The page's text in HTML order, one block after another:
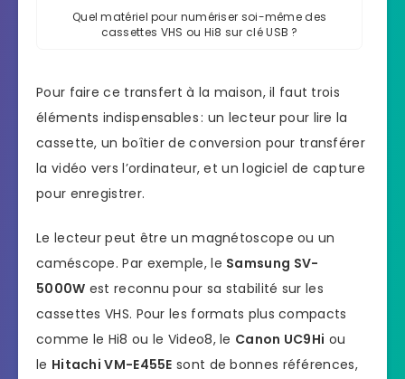
Quel matériel pour numériser soi-même des
cassettes VHS ou Hi8 sur clé USB ?
Pour faire ce transfert à la maison, il faut trois
éléments indispensables : un lecteur pour lire la
cassette, un boîtier de conversion pour transférer
la vidéo vers l’ordinateur, et un logiciel de capture
pour enregistrer.
Le lecteur peut être un magnétoscope ou un
caméscope. Par exemple, le Samsung SV-
5000W est reconnu pour sa stabilité sur les
cassettes VHS. Pour les formats plus compacts
comme le Hi8 ou le Video8, le Canon UC9Hi ou
le Hitachi VM-E455E sont de bonnes références,